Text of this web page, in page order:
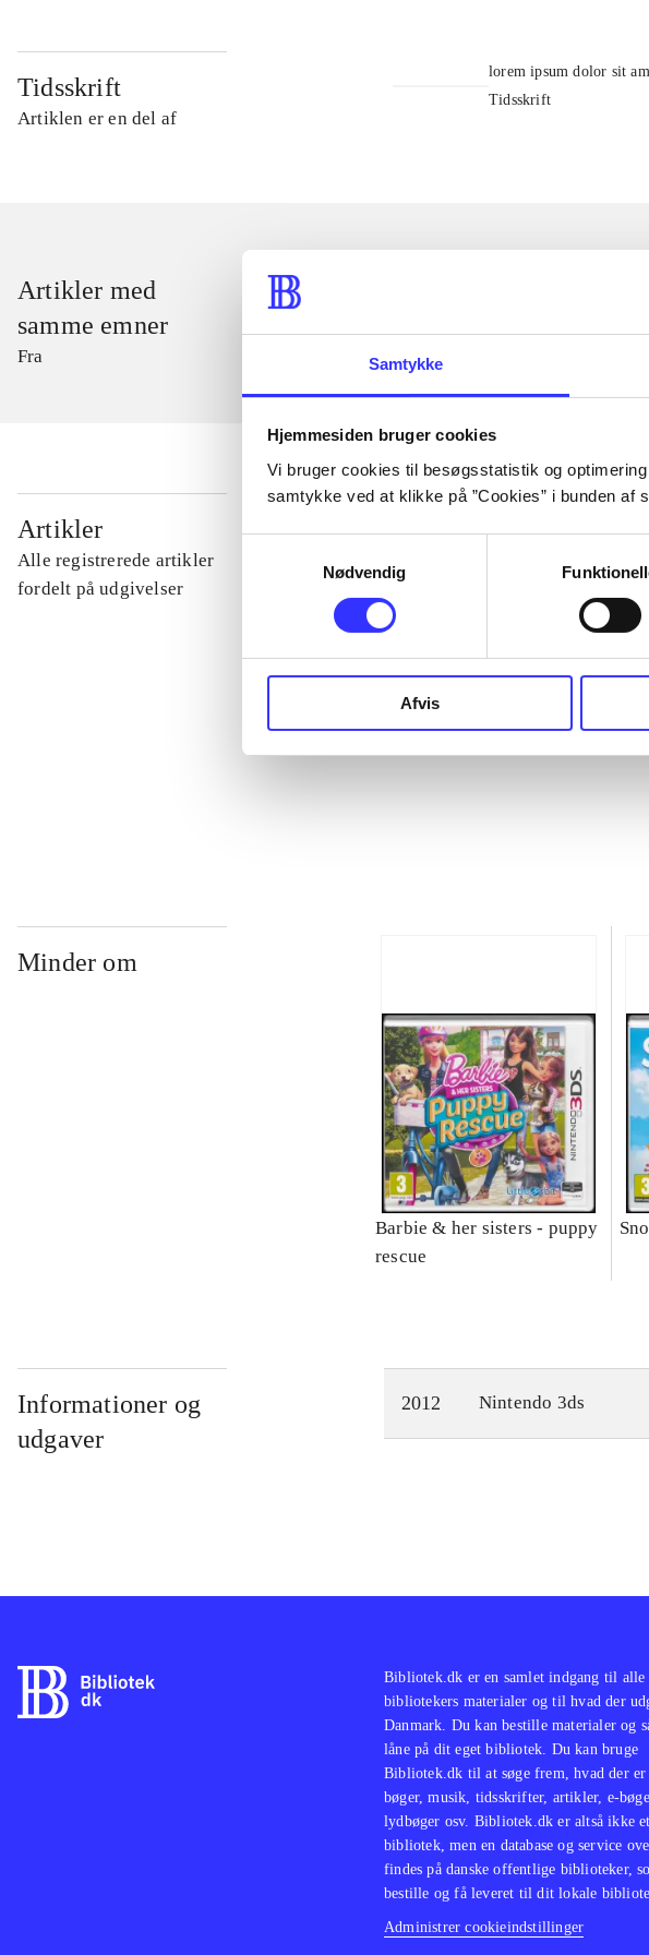
Samtykke
Hjemmesiden bruger cookies
Vi bruger cookies til besøgsstatistik og
samtykke ved at klikke på ”Cookies” i bunden af
Nødvendig
Afvis
Tidsskrift
Artiklen er en del af
lorem ipsum dolor sit
Tidsskrift
Artikler med
samme emner
Fra
Artikler
Alle registrerede artikler
fordelt på udgivelser
...
...
...
Minder om
Barbie & her sisters - puppy
rescue
Informationer og
udgaver
2012 Nintendo 3ds
Bibliotek.dk er en samlet indgang til alle
bibliotekers materialer og til hvad der
Danmark. Du kan bestille materialer og
låne på dit eget bibliotek. Du kan bruge
Bibliotek.dk til at søge frem, hvad der
bøger, musik, tidsskrifter, artikler, e-
lydbøger osv. Bibliotek.dk er altså ikke
bibliotek, men en database og service
findes på danske offentlige biblioteker,
bestille og få leveret til dit lokale
Administrer cookieindstillinger